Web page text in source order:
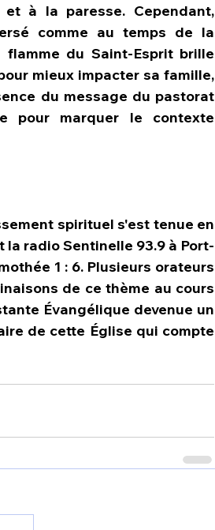
à la paresse. Cependant,
comme au temps de la
du Saint-Esprit brille
mieux impacter sa famille,
du message du pastorat
pour marquer le contexte
spirituel s'est tenue en
radio Sentinelle 93.9 à Port-
1 : 6. Plusieurs orateurs
de ce thème au cours
Évangélique devenue un
de cette Église qui compte